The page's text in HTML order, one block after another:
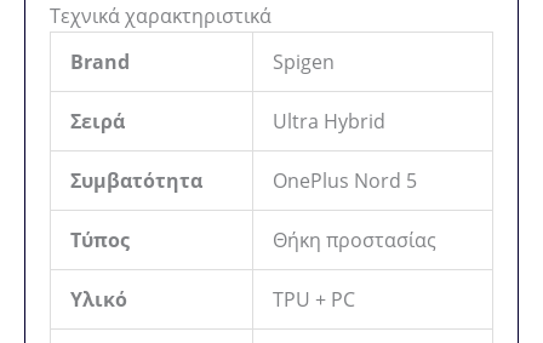
Τεχνικά χαρακτηριστικά
Brand
Spigen
Σειρά Ultra Hybrid
Συμβατότητα OnePlus Nord 5
Τύπος Θήκη προστασίας
Υλικό TPU + PC